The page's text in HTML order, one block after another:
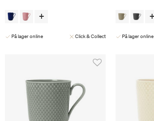
På lager online Click & Collect På lager online